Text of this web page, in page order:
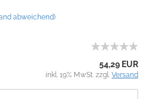
abweichend)
54,29 EUR
inkl. 19% MwSt. zzgl. Versand